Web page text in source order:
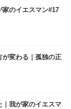
のイエスマン#17
が変わる｜孤独の正
｜我が家のイエスマ